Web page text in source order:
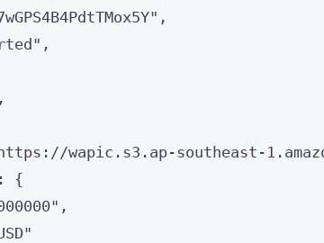
" ,
" ,
,
https://wapic.s3.ap-southeast-
: {
" ,
"